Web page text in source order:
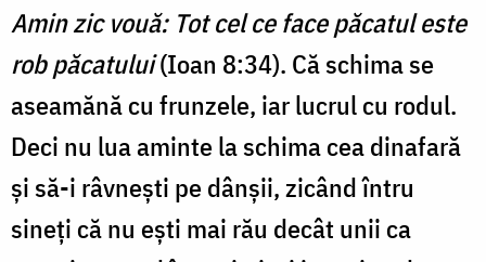
Amin zic vouă: Tot cel ce face păcatul este
rob păcatului(Ioan 8:34). Că schima se
aseamănă cu frunzele, iar lucrul cu rodul.
Deci nu lua aminte la schima cea dinafară
şi să-i râvneşti pe dânşii, zicând întru
sineţi că nu eşti mai rău decât unii ca